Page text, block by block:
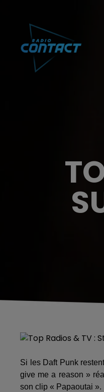
Si les Daft Punk
give me a reason »
son clip « Papaoutai ».